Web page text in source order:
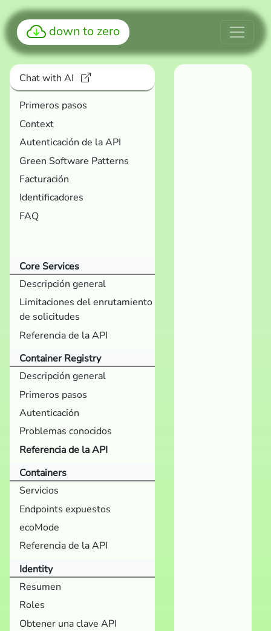
down to zero
Chat with AI
Primeros pasos
Context
Autenticación de la API
Green Software Patterns
Facturación
Identificadores
FAQ
Core Services
Descripción general
Limitaciones del enrutamiento
de solicitudes
Referencia de la API
Container Registry
Descripción general
Primeros pasos
Autenticación
Problemas conocidos
Referencia de la API
Containers
Servicios
Endpoints expuestos
ecoMode
Referencia de la API
Identity
Resumen
Roles
Obtener una clave API